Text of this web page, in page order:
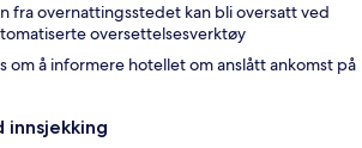
fra overnattingsstedet kan bli oversatt ved
oversettelsesverktøy
om å informere hotellet om anslått ankomst på
innsjekking